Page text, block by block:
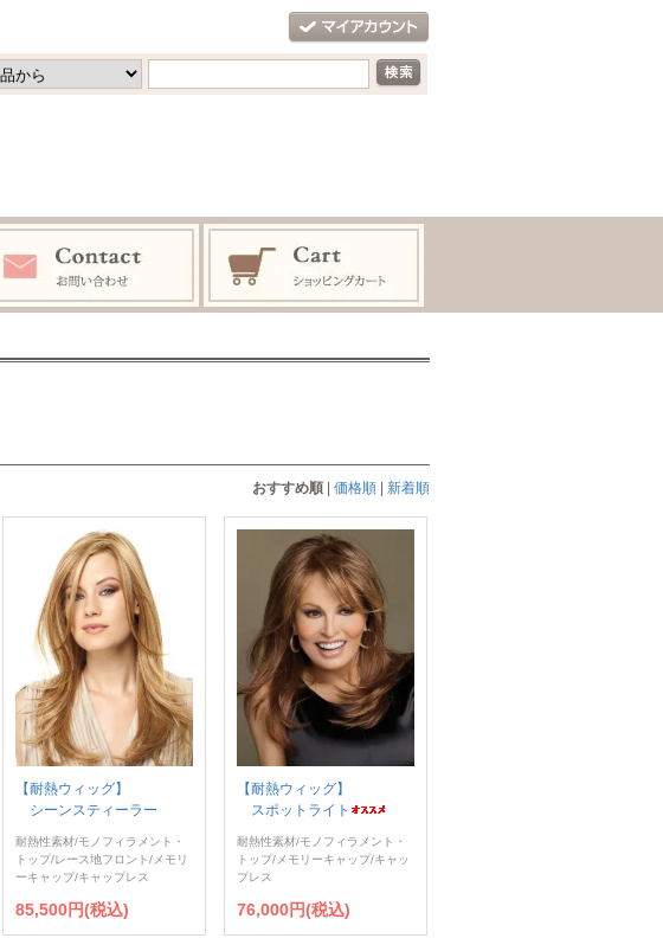
おすすめ順 価格順 新着順
【耐熱ウィッグ】
シーンスティーラー
耐熱性素材/モノフィラメント・
トップ/レース地フロント/メモリ
ーキャップ/キャップレス
85,500円(税込)
【耐熱ウィッグ】
スポットライト
耐熱性素材/モノフィラメント・
トップ/メモリーキャップ/キャッ
プレス
76,000円(税込)